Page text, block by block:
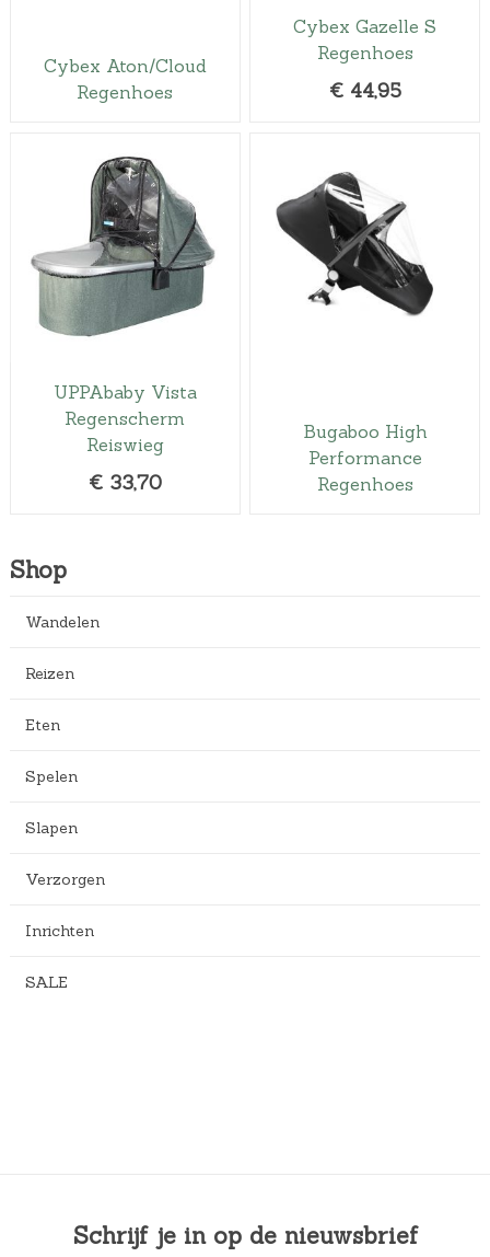
Cybex Aton/Cloud
Regenhoes
Cybex Gazelle S
Regenhoes
€ 44,95
UPPAbaby Vista
Regenscherm
Reiswieg
€ 33,70
Bugaboo High
Performance
Regenhoes
Shop
Wandelen
Reizen
Eten
Spelen
Slapen
Verzorgen
Inrichten
SALE
Schrijf je in op de nieuwsbrief